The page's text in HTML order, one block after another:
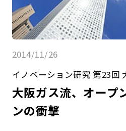
2014/11/26
イノベーション研究 第23回
大阪ガス流、オープ
ンの衝撃